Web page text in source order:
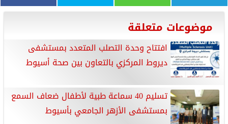
موضوعات متعلقة
افتتاح وحدة التصلب المتعدد بمستشفى
ديروط المركزي بالتعاون بين صحة أسيوط
تسليم 40 سماعة طبية لأطفال ضعاف السمع
بمستشفى الأزهر الجامعي بأسيوط